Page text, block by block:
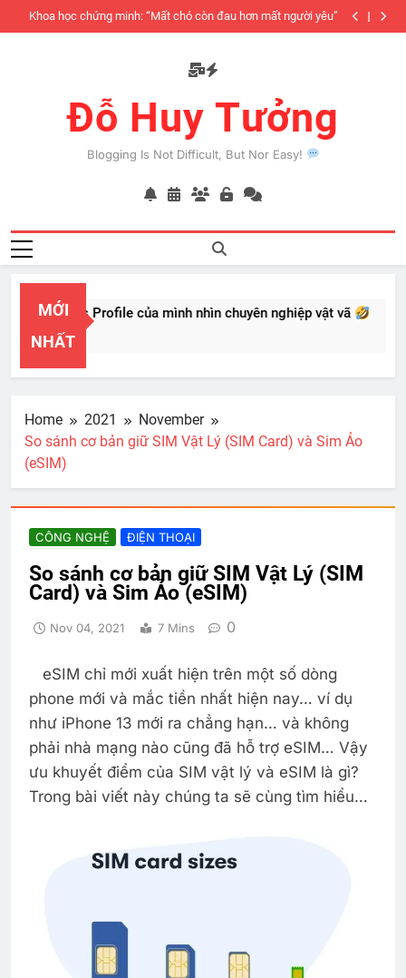
to
Tính cách độc lập 6 yếu tố
Đỗ Huy Tưởng
Blogging Is Not Difficult, But Nor Easy!
MỚI
NHẤT
Business Profile của mình nhìn chuyên nghiệp vật vã
Home 2021
November
So sánh cơ bản giữ SIM Vật Lý (SIM Card) và Sim Ảo
(eSIM)
CÔNG NGHỆ ĐIỆN THOẠI
So sánh cơ bản giữ SIM Vật Lý (SIM
Card) và Sim Ảo (eSIM)
Nov 04, 2021 7 Mins 0
eSIM chỉ mới xuất hiện trên một số dòng
phone mới và mắc tiền nhất hiện nay… ví dụ
như iPhone 13 mới ra chẳng hạn… và không
phải nhà mạng nào cũng đã hỗ trợ eSIM… Vậy
ưu khuyết điểm của SIM vật lý và eSIM là gì?
Trong bài viết này chúng ta sẽ cùng tìm hiểu…